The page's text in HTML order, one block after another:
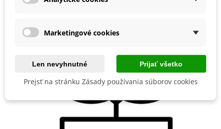
Marketingové cookies
Len nevyhnutné Prijať všetko
Prejsť na stránku Zásady používania súborov cookies